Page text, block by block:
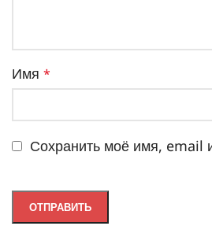
Имя *
Сохранить моё имя, email